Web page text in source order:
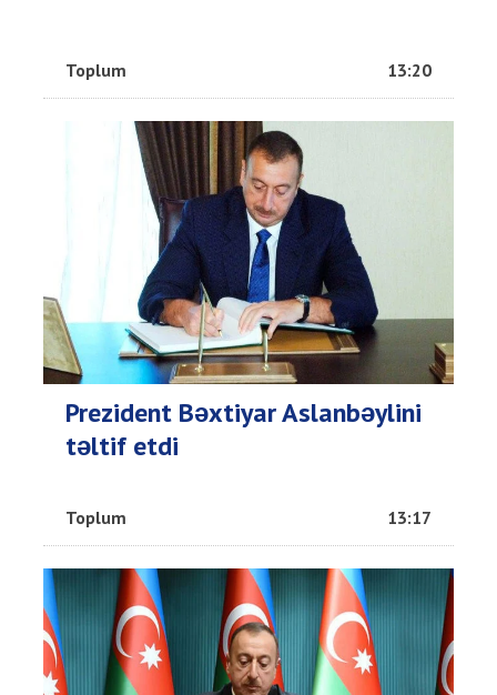
Toplum 13:20
Prezident Bəxtiyar Aslanbəylini
təltif etdi
Toplum 13:17